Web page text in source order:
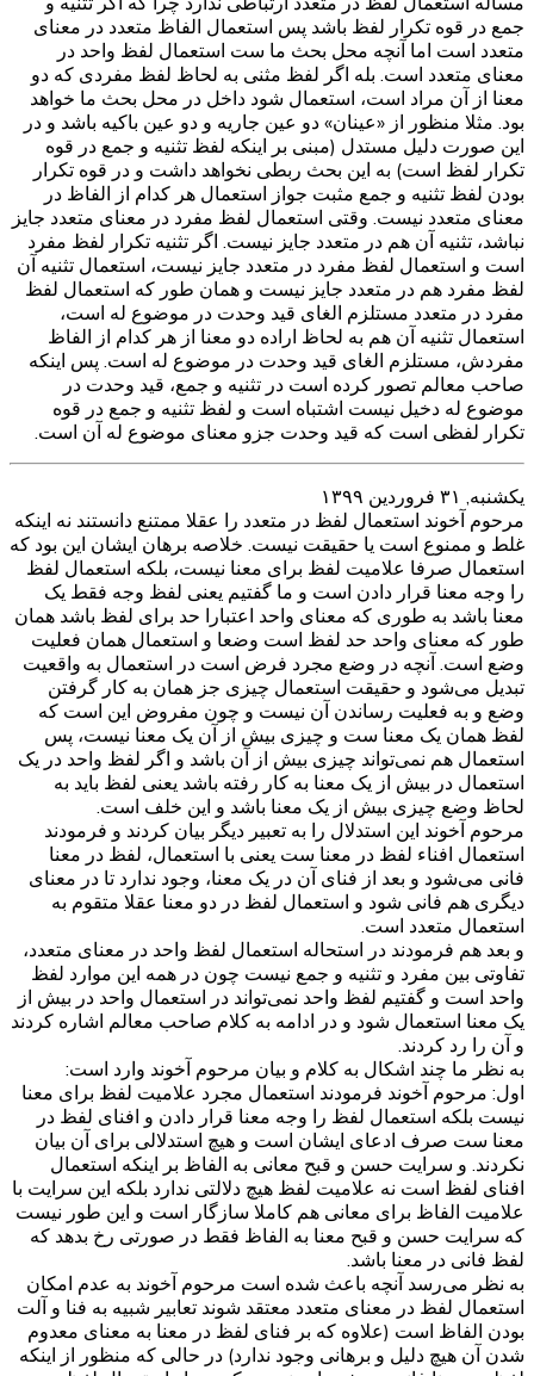
جمع در قوه تکرار لفظ باشد پس استعمال الفاظ متعدد در معنای
متعدد است اما آنچه محل بحث ما ست استعمال لفظ واحد در
معنای متعدد است. بله اگر لفظ مثنی به لحاظ لفظ مفردی که دو
معنا از آن مراد است، استعمال شود داخل در محل بحث ما خواهد
بود. مثلا منظور از «عینان» دو عین جاریه و دو عین باکیه باشد و در
این صورت دلیل مستدل (مبنی بر اینکه لفظ تثنیه و جمع در قوه
تکرار لفظ است) به این بحث ربطی نخواهد داشت و در قوه تکرار
بودن لفظ تثنیه و جمع مثبت جواز استعمال هر کدام از الفاظ در
معنای متعدد نیست. وقتی استعمال لفظ مفرد در معنای متعدد جایز
نباشد، تثنیه آن هم در متعدد جایز نیست. اگر تثنیه تکرار لفظ مفرد
است و استعمال لفظ مفرد در متعدد جایز نیست، استعمال تثنیه آن
لفظ مفرد هم در متعدد جایز نیست و همان طور که استعمال لفظ
مفرد در متعدد مستلزم الغای قید وحدت در موضوع له است،
استعمال تثنیه آن هم به لحاظ اراده دو معنا از هر کدام از الفاظ
مفردش، مستلزم الغای قید وحدت در موضوع له است. پس اینکه
صاحب معالم تصور کرده است در تثنیه و جمع، قید وحدت در
موضوع له دخیل نیست اشتباه است و لفظ تثنیه و جمع در قوه
تکرار لفظی است که قید وحدت جزو معنای موضوع له آن است.
يكشنبه, ۳۱ فروردین ۱۳۹۹
مرحوم آخوند استعمال لفظ در متعدد را عقلا ممتنع دانستند نه اینکه
غلط و ممنوع است یا حقیقت نیست. خلاصه برهان ایشان این بود که
استعمال صرفا علامیت لفظ برای معنا نیست، بلکه استعمال لفظ
را وجه معنا قرار دادن است و ما گفتیم یعنی لفظ وجه فقط یک
معنا باشد به طوری که معنای واحد اعتبارا حد برای لفظ باشد همان
طور که معنای واحد حد لفظ است وضعا و استعمال همان فعلیت
وضع است. آنچه در وضع مجرد فرض است در استعمال به واقعیت
تبدیل می‌شود و حقیقت استعمال چیزی جز همان به کار گرفتن
وضع و به فعلیت رساندن آن نیست و چون مفروض این است که
لفظ همان یک معنا ست و چیزی بیش از آن یک معنا نیست، پس
استعمال هم نمی‌تواند چیزی بیش از آن باشد و اگر لفظ واحد در یک
استعمال در بیش از یک معنا به کار رفته باشد یعنی لفظ باید به
لحاظ وضع چیزی بیش از یک معنا باشد و این خلف است.
مرحوم آخوند این استدلال را به تعبیر دیگر بیان کردند و فرمودند
استعمال افناء لفظ در معنا ست یعنی با استعمال، لفظ در معنا
فانی می‌شود و بعد از فنای آن در یک معنا، وجود ندارد تا در معنای
دیگری هم فانی شود و استعمال لفظ در دو معنا عقلا متقوم به
استعمال متعدد است.
و بعد هم فرمودند در استحاله استعمال لفظ واحد در معنای متعدد،
تفاوتی بین مفرد و تثنیه و جمع نیست چون در همه این موارد لفظ
واحد است و گفتیم لفظ واحد نمی‌تواند در استعمال واحد در بیش از
یک معنا استعمال شود و در ادامه به کلام صاحب معالم اشاره کردند
و آن را رد کردند.
به نظر ما چند اشکال به کلام و بیان مرحوم آخوند وارد است:
اول: مرحوم آخوند فرمودند استعمال مجرد علامیت لفظ برای معنا
نیست بلکه استعمال لفظ را وجه معنا قرار دادن و افنای لفظ در
معنا ست صرف ادعای ایشان است و هیچ استدلالی برای آن بیان
نکردند. و سرایت حسن و قبح معانی به الفاظ بر اینکه استعمال
افنای لفظ است نه علامیت لفظ هیچ دلالتی ندارد بلکه این سرایت با
علامیت الفاظ برای معانی هم کاملا سازگار است و این طور نیست
که سرایت حسن و قبح معنا به الفاظ فقط در صورتی رخ بدهد که
لفظ فانی در معنا باشد.
به نظر می‌رسد آنچه باعث شده است مرحوم آخوند به عدم امکان
استعمال لفظ در معنای متعدد معتقد شوند تعابیر شبیه به فنا و آلت
بودن الفاظ است (علاوه که بر فنای لفظ در معنا به معنای معدوم
شدن آن هیچ دلیل و برهانی وجود ندارد) در حالی که منظور از اینکه